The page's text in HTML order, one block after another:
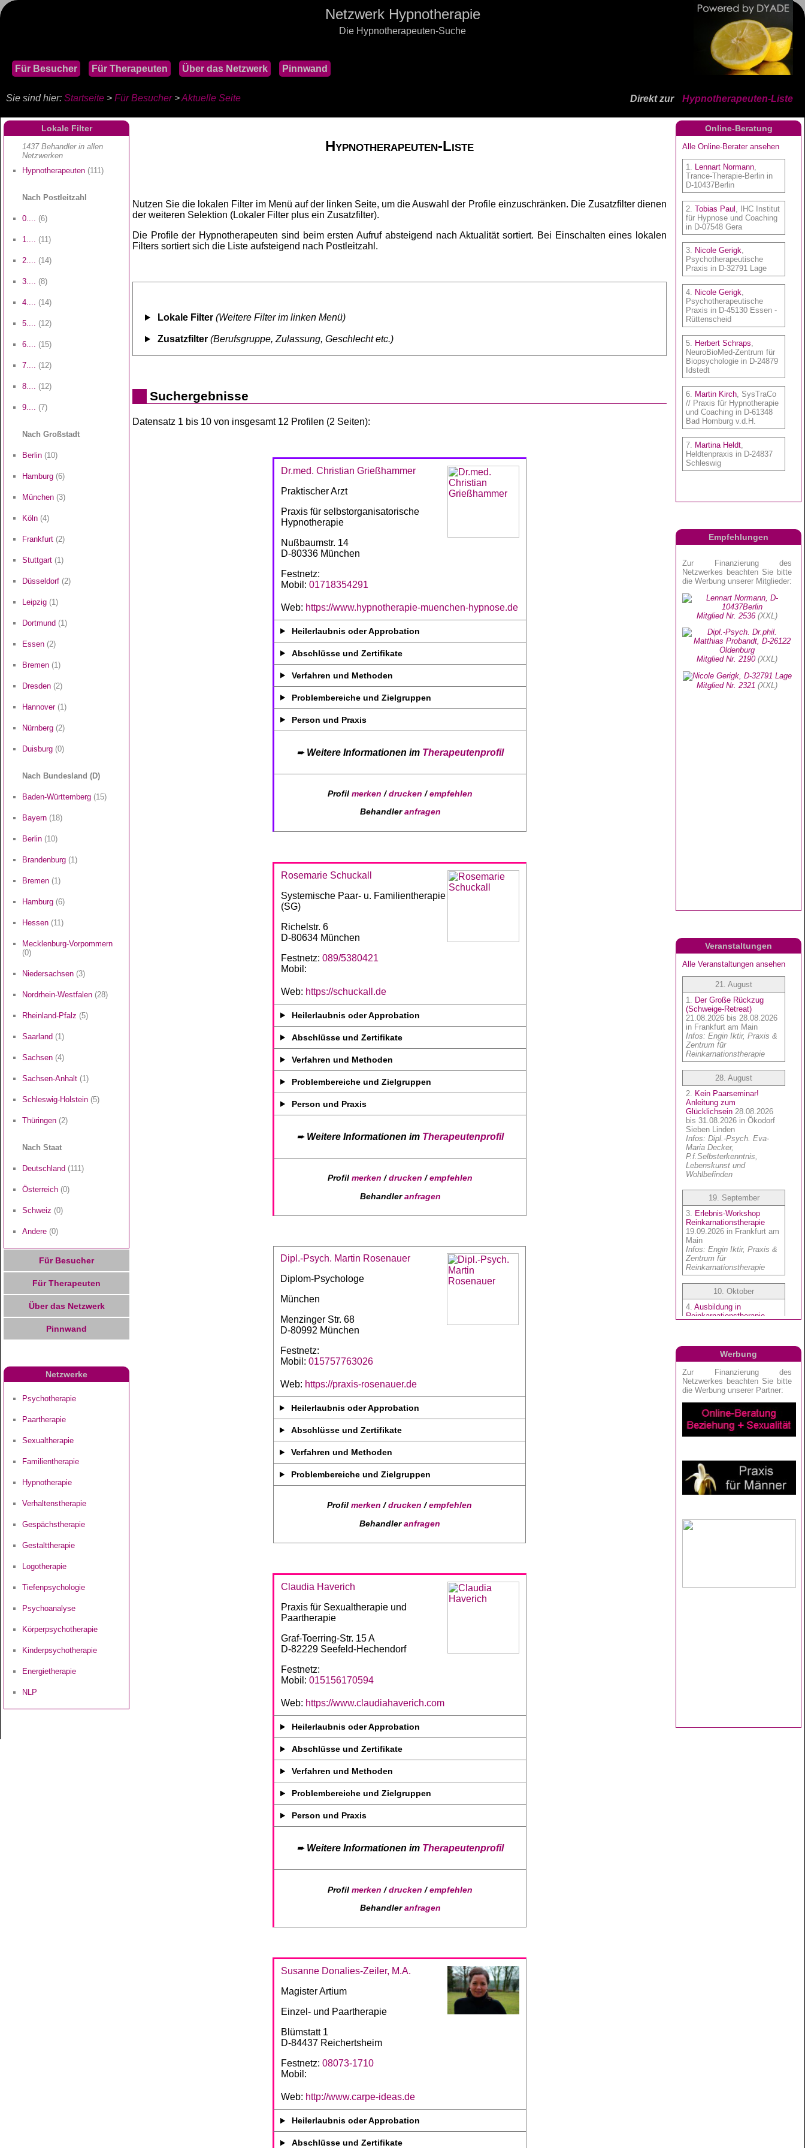
Netzwerk Hypnotherapie
Die Hypnotherapeuten-Suche
Für Besucher Für Therapeuten Über das Netzwerk Pinnwand
Direkt zur Hypnotherapeuten-Liste
Sie sind hier: Startseite > Für Besucher>Aktuelle Seite
Lokale Filter
1437 Behandler in allen
Netzwerken
Hypnotherapeuten (111)
Nach Postleitzahl
0.... (6)
1.... (11)
2.... (14)
3.... (8)
4.... (14)
5.... (12)
6.... (15)
7.... (12)
8.... (12)
9.... (7)
Nach Großstadt
Berlin (10)
Hamburg (6)
München (3)
Köln (4)
Frankfurt (2)
Stuttgart (1)
Düsseldorf (2)
Leipzig (1)
Dortmund (1)
Essen (2)
Bremen (1)
Dresden (2)
Hannover(1)
Nürnberg (2)
Duisburg (0)
Nach Bundesland (D)
Baden-Württemberg (15)
Bayern (18)
Berlin (10)
Brandenburg (1)
Bremen (1)
Hamburg (6)
Hessen (11)
Mecklenburg-Vorpommern
(0)
Niedersachsen (3)
Nordrhein-Westfalen (28)
Rheinland-Pfalz (5)
Saarland (1)
Sachsen (4)
Sachsen-Anhalt (1)
Schleswig-Holstein (5)
Thüringen (2)
Nach Staat
Deutschland (111)
Österreich (0)
Schweiz (0)
Andere (0)
Für Besucher
Für Therapeuten
Über das Netzwerk
Pinnwand
Netzwerke
Psychotherapie
Paartherapie
Sexualtherapie
Familientherapie
Hypnotherapie
Verhaltenstherapie
Gespächstherapie
Gestalttherapie
Logotherapie
Tiefenpsychologie
Psychoanalyse
Körperpsychotherapie
Kinderpsychotherapie
Energietherapie
NLP
Hypnotherapeuten-Liste
Nutzen Sie die lokalen Filter im Menü auf der linken Seite, um die Auswahl der Profile einzuschränken. Die Zusatzfilter dienen
der weiteren Selektion (Lokaler Filter plus ein Zusatzfilter).
Die Profile der Hypnotherapeuten sind beim ersten Aufruf absteigend nach Aktualität sortiert. Bei Einschalten eines lokalen
Filters sortiert sich die Liste aufsteigend nach Postleitzahl.
Lokale Filter (Weitere Filter im linken Menü)
Zusatzfilter (Berufsgruppe, Zulassung, Geschlecht etc.)
Suchergebnisse
Datensatz 1 bis 10 von insgesamt 12 Profilen (2 Seiten):
Dr.med. Christian Grießhammer
Praktischer Arzt
Praxis für selbstorganisatorische
Hypnotherapie
Nußbaumstr. 14
D-80336 München
Festnetz:
Mobil: 01718354291
Web: https://www.hypnotherapie-muenchen-hypnose.de
Heilerlaubnis oder Approbation
Abschlüsse und Zertifikate
Verfahren und Methoden
Problembereiche und Zielgruppen
Person und Praxis
➨ Weitere Informationen im Therapeutenprofil
Profil merken /drucken /empfehlen
Behandleranfragen
Rosemarie Schuckall
Systemische Paar- u. Familientherapie
(SG)
Richelstr. 6
D-80634 München
Festnetz: 089/5380421
Mobil:
Web: https://schuckall.de
Heilerlaubnis oder Approbation
Abschlüsse und Zertifikate
Verfahren und Methoden
Problembereiche und Zielgruppen
Person und Praxis
➨ Weitere Informationen im Therapeutenprofil
Profil merken /drucken /empfehlen
Behandleranfragen
Dipl.-Psych. Martin Rosenauer
Diplom-Psychologe
München
Menzinger Str. 68
D-80992 München
Festnetz:
Mobil: 015757763026
Web: https://praxis-rosenauer.de
Heilerlaubnis oder Approbation
Abschlüsse und Zertifikate
Verfahren und Methoden
Problembereiche und Zielgruppen
Profil merken /drucken /empfehlen
Behandleranfragen
Claudia Haverich
Praxis für Sexualtherapie und
Paartherapie
Graf-Toerring-Str. 15 A
D-82229 Seefeld-Hechendorf
Festnetz:
Mobil: 015156170594
Web: https://www.claudiahaverich.com
Heilerlaubnis oder Approbation
Abschlüsse und Zertifikate
Verfahren und Methoden
Problembereiche und Zielgruppen
Person und Praxis
➨ Weitere Informationen im Therapeutenprofil
Profil merken /drucken /empfehlen
Behandleranfragen
Susanne Donalies-Zeiler, M.A.
Magister Artium
Einzel- und Paartherapie
Blümstatt 1
D-84437 Reichertsheim
Festnetz: 08073-1710
Mobil:
Web: http://www.carpe-ideas.de
Heilerlaubnis oder Approbation
Abschlüsse und Zertifikate
Online-Beratung
Empfehlungen
Veranstaltungen
Werbung